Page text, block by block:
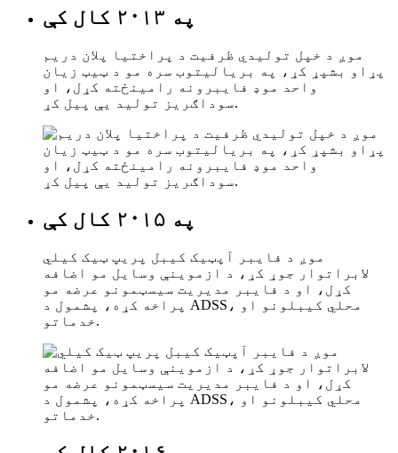
په ۲۰۱۳ کال کې
موږ د خپل تولیدي ظرفیت د پراختیا پلان دریم
پړاو بشپړ کړ، په بریالیتوب سره مو د ټیټ زیان
واحد موډ فایبرونه رامینځته کړل، او
سوداګریز تولید یې پیل کړ.
په ۲۰۱۵ کال کې
موږ د فایبر آپټیک کیبل پریپ ټیک کیلي
لابراتوار جوړ کړ، د ازموینې وسایل مو اضافه
کړل، او د فایبر مدیریت سیسټمونو عرضه مو
پراخه کړه، پشمول د ADSS، محلي کیبلونو او
خدماتو.